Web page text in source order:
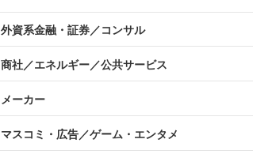
外資系金融・証券／コンサル
商社／エネルギー／公共サービス
メーカー
マスコミ・広告／ゲーム・エンタメ